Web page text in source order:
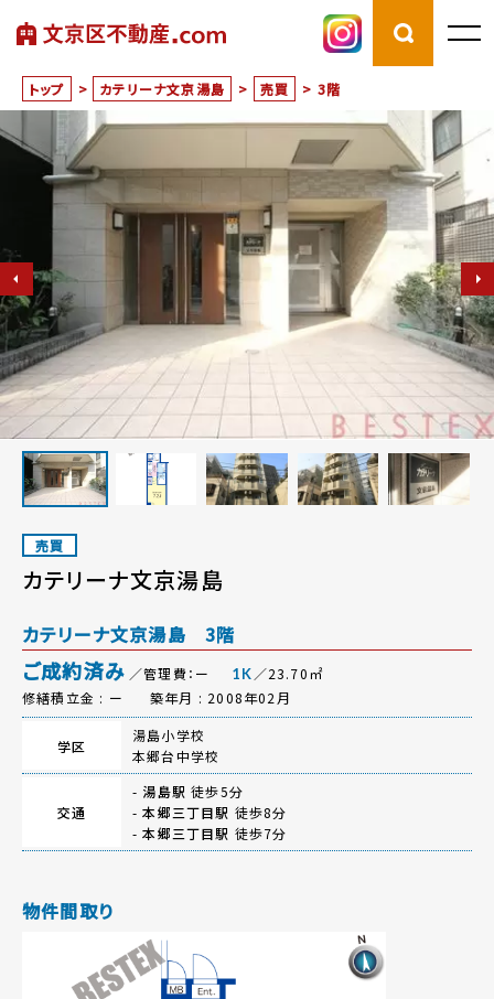
トップ > カテリーナ文京湯島 > 売買 > 3階
売買
カテリーナ文京湯島
カテリーナ文京湯島 3階
ご成約済み ／管理費：ー 1K ／23.70㎡
修繕積立金 : ー
築年月 : 2008年02月
学区
湯島小学校
本郷台中学校
交通
- 湯島駅 徒歩5分
-本郷三丁目駅 徒歩8分
-本郷三丁目駅 徒歩7分
物件間取り